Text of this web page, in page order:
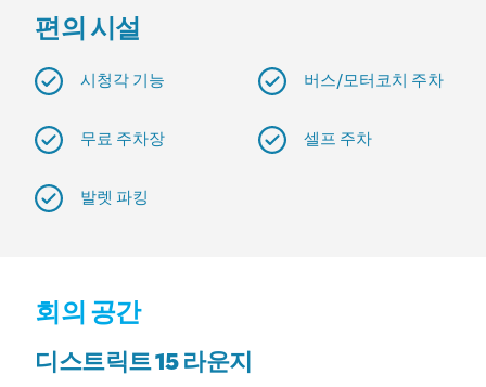
편의 시설
시청각 기능 버스/모터코치 주차
무료 주차장 셀프 주차
발렛 파킹
회의 공간
디스트릭트 15 라운지